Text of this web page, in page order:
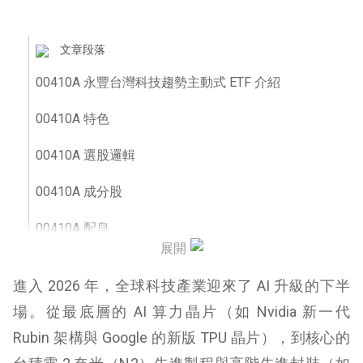
文章段落
00410A 永豐台灣科技趨勢主動式 ETF 介紹
00410A 特色
00410A 選股邏輯
00410A 成分股
00410A 配息
00410A 優缺點
00410A 結論
展開
進入 2026 年，全球科技產業迎來了 AI 升級的下半
場。從最底層的 AI 算力晶片（如 Nvidia 新一代
Rubin 架構與 Google 的新版 TPU 晶片），到核心的